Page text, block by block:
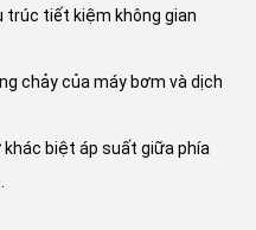
trúc tiết kiệm không gian
chảy của máy bơm và dịch
biệt áp suất giữa phía